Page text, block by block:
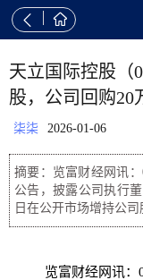
 
天立国际控股（
股，公司回购20
柒柒 2026-01-06
摘要：览富财经网讯
公告，披露公司执行
日在公开市场增持公
览富财经网讯：